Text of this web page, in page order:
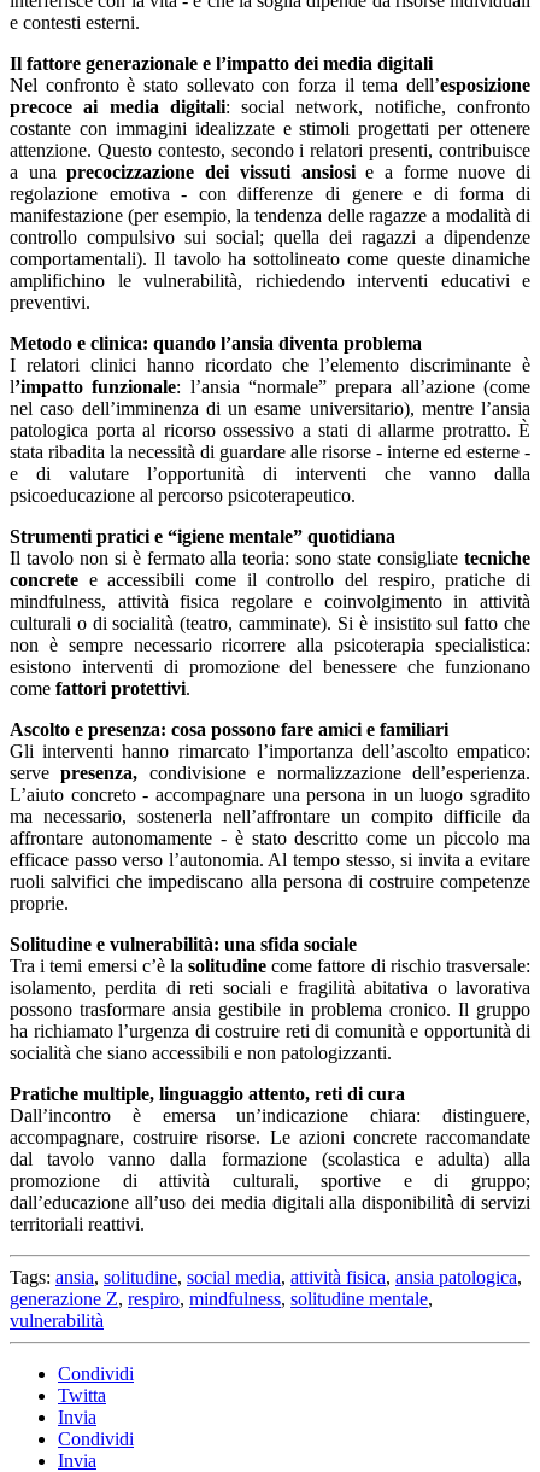
e contesti esterni.
Il fattore generazionale e l’impatto dei media digitali
Nel confronto è stato sollevato con forza il tema dell’esposizione
precoce ai media digitali: social network, notifiche, confronto
costante con immagini idealizzate e stimoli progettati per ottenere
attenzione. Questo contesto, secondo i relatori presenti, contribuisce
a unaprecocizzazione dei vissuti ansiosie a forme nuove di
regolazione emotiva - con differenze di genere e di forma di
manifestazione (per esempio, la tendenza delle ragazze a modalità di
controllo compulsivo sui social; quella dei ragazzi a dipendenze
comportamentali). Il tavolo ha sottolineato come queste dinamiche
amplifichino le vulnerabilità, richiedendo interventi educativi e
preventivi.
Metodo e clinica: quando l’ansia diventa problema
I relatori clinici hanno ricordato che l’elemento discriminante è
l’impatto funzionale: l’ansia “normale” prepara all’azione (come
nel caso dell’imminenza di un esame universitario), mentre l’ansia
patologica porta al ricorso ossessivo a stati di allarme protratto. È
stata ribadita la necessità di guardare alle risorse - interne ed esterne -
e di valutare l’opportunità di interventi che vanno dalla
psicoeducazione al percorso psicoterapeutico.
Strumenti pratici e “igiene mentale” quotidiana
Il tavolo non si è fermato alla teoria: sono state consigliate tecniche
concrete e accessibili come il controllo del respiro, pratiche di
mindfulness, attività fisica regolare e coinvolgimento in attività
culturali o di socialità (teatro, camminate). Si è insistito sul fatto che
non è sempre necessario ricorrere alla psicoterapia specialistica:
esistono interventi di promozione del benessere che funzionano
come fattori protettivi.
Ascolto e presenza: cosa possono fare amici e familiari
Gli interventi hanno rimarcato l’importanza dell’ascolto empatico:
servepresenza, condivisione e normalizzazione dell’esperienza.
L’aiuto concreto - accompagnare una persona in un luogo sgradito
ma necessario, sostenerla nell’affrontare un compito difficile da
affrontare autonomamente - è stato descritto come un piccolo ma
efficace passo verso l’autonomia. Al tempo stesso, si invita a evitare
ruoli salvifici che impediscano alla persona di costruire competenze
proprie.
Solitudine e vulnerabilità: una sfida sociale
Tra i temi emersi c’è lasolitudine come fattore di rischio trasversale:
isolamento, perdita di reti sociali e fragilità abitativa o lavorativa
possono trasformare ansia gestibile in problema cronico. Il gruppo
ha richiamato l’urgenza di costruire reti di comunità e opportunità di
socialità che siano accessibili e non patologizzanti.
Pratiche multiple, linguaggio attento, reti di cura
Dall’incontro è emersa un’indicazione chiara: distinguere,
accompagnare, costruire risorse. Le azioni concrete raccomandate
dal tavolo vanno dalla formazione (scolastica e adulta) alla
promozione di attività culturali, sportive e di gruppo;
dall’educazione all’uso dei media digitali alla disponibilità di servizi
territoriali reattivi.
Tags: ansia, solitudine, social media, attività fisica, ansia patologica,
generazione Z, respiro, mindfulness, solitudine mentale,
vulnerabilità
Condividi
Twitta
Invia
Condividi
Invia